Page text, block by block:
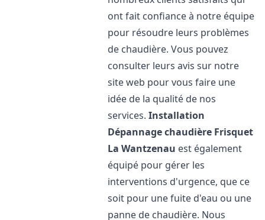
ont fait confiance à notre équipe
pour résoudre leurs problèmes
de chaudière. Vous pouvez
consulter leurs avis sur notre
site web pour vous faire une
idée de la qualité de nos
services.Installation
Dépannage chaudière Frisquet
La Wantzenau est également
équipé pour gérer les
interventions d'urgence, que ce
soit pour une fuite d'eau ou une
panne de chaudière. Nous